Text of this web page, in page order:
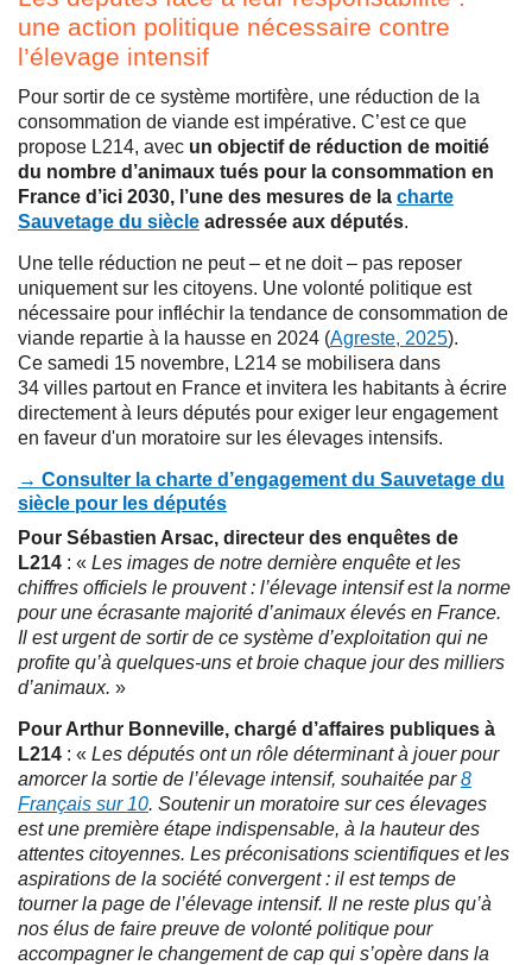
une action politique nécessaire contre
l’élevage intensif
Pour sortir de ce système mortifère, une réduction de la
consommation de viande est impérative. C’est ce que
propose L214, avec un objectif de réduction de moitié
du nombre d’animaux tués pour la consommation en
France d’ici 2030, l’une des mesures de la charte
Sauvetage du siècle adressée aux députés.
Une telle réduction ne peut – et ne doit – pas reposer
uniquement sur les citoyens. Une volonté politique est
nécessaire pour infléchir la tendance de consommation de
viande repartie à la hausse en 2024 (Agreste, 2025).
Ce samedi 15 novembre, L214 se mobilisera dans
34 villes partout en France et invitera les habitants à écrire
directement à leurs députés pour exiger leur engagement
en faveur d'un moratoire sur les élevages intensifs.
→ Consulter la charte d’engagement du Sauvetage du
siècle pour les députés
Pour Sébastien Arsac, directeur des enquêtes de
L214 : « Les images de notre dernière enquête et les
chiffres officiels le prouvent : l’élevage intensif est la norme
pour une écrasante majorité d’animaux élevés en France.
Il est urgent de sortir de ce système d’exploitation qui ne
profite qu’à quelques-uns et broie chaque jour des milliers
d’animaux. »
Pour Arthur Bonneville, chargé d’affaires publiques à
L214 : « Les députés ont un rôle déterminant à jouer pour
amorcer la sortie de l’élevage intensif, souhaitée par8
Français sur 10. Soutenir un moratoire sur ces élevages
est une première étape indispensable, à la hauteur des
attentes citoyennes. Les préconisations scientifiques et les
aspirations de la société convergent : il est temps de
tourner la page de l’élevage intensif. Il ne reste plus qu’à
nos élus de faire preuve de volonté politique pour
accompagner le changement de cap qui s’opère dans la